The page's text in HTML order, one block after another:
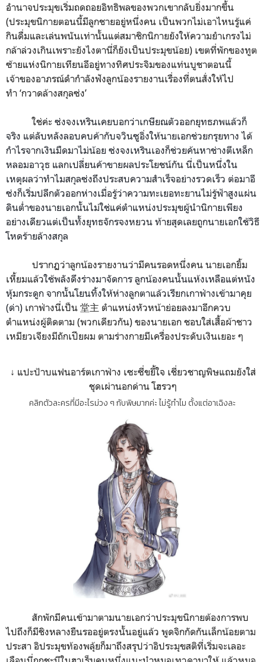
อำนาจประมุขเริ่มถดถอยอิทธิพลของพวกเขากลับยิ่งมากขึ้น
(ประมุขนิกายตอนนี้มีลูกชายอยู่หนึ่งคน เป็นพวกไม่เอาไหนรู้แค่
กินดื่มและเล่นพนันเท่านั้นแต่สมาชิกนิกายยังให้ความยำเกรงไม่
กล้าล่วงเกินเพราะยังไงตานี่ก็ยังเป็นประมุขน้อย) เขตที่พักของทูต
ซ้ายแห่งนิกายเทียนอีอยู่ทางทิศประจิมของแท่นบูชาตอนนี้
เจ้าของอาภรณ์ดำกำลังฟังลูกน้องรายงานเรื่องที่ตนสั่งให้ไป
ทำ ‘กวาดล้างสกุลซ่ง’
ใช่ค่ะ ซ่งจงเหรินเคยบอกว่าเกษียณตัวออกยุทธภพแล้วก็
จริง แต่ลับหลังลอบคบค้ากับจวินซูอิ่งให้นายเอกช่วยกรุยทาง ได้
กำไรจากเงินมืดมาไม่น้อย ซ่งจงเหรินเองก็ช่วยค้นหาช่างตีเหล็ก
หลอมอาวุธ แลกเปลี่ยนค้าขายผลประโยชน์กัน นี่เป็นหนึ่งใน
เหตุผลว่าทำไมสกุลซ่งถึงประสบความสำเร็จอย่างรวดเร็ว ต่อมาอี
ซ่งก็เริ่มปลีกตัวออกห่างเมื่อรู้ว่าความทะเยอทะยานไม่รู้ฟ้าสูงแผ่น
ดินต่ำของนายเอกนั้นไม่ใช่แค่ตำแหน่งประมุขผู้นำนิกายเพียง
อย่างเดียวแต่เป็นทั้งยุทธจักรจงหยวน ท้ายสุดเลยถูกนายเอกใช้วิธี
โหดร้ายล้างสกุล
ปรากฏว่าลูกน้องรายงานว่ามีคนรอดหนึ่งคน นายเอกยิ้ม
เหี้ยมแล้วใช้พลังดึงร่างมาจัดการ ลูกน้องคนนั้นแห้งเหลือแต่หนัง
หุ้มกระดูก จากนั้นโยนทิ้งให้ห่างลูกตาแล้วเรียกเกาฟ่างเข้ามาคุย
(ด่า) เกาฟ่างนี่เป็น 堂主 ตำแหน่งหัวหน้าย่อยลงมาอีกควบ
ตำแหน่งผู้ติดตาม (พวกเดียวกัน) ของนายเอก ชอบใส่เสื้อผ้าชาว
เหมียวเจียงมีถักเปียผม ตามร่างกายมีเครื่องประดับเงินเยอะ ๆ
↓ แปะป้าบแฟนอาร์ตเกาฟ่าง เซะซี่ขยี้ใจ เชี่ยวชาญพิษแถมยังใส่
ชุดเผ่านอกด่าน โฮรวๆ
คลิกตัวละครที่มีอะไรม่วง ๆ กับพิษมากค่ะ ไม่รู้ทำไม ตั้งแต่อาเฉิงละ
สักพักมีคนเข้ามาตามนายเอกว่าประมุขนิกายต้องการพบ
ไปถึงก็มีชิงหลางยืนรออยู่ตรงนั้นอยู่แล้ว พูดจิกกัดกันเล็กน้อยตาม
ประสา อิประมุขท้องพลุ้ยก็มาถึงสรุปว่าอิประมุขสติที่เริ่มจะเลอะ